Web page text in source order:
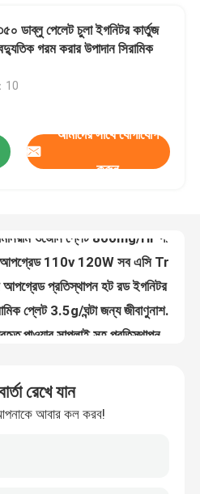
ডাব্লু পেলেট চুলা ইগনিটর কার্তুজ
গরম করার উপাদান সিরামিক
10
আমাদের সাথে যোগাযোগ
করুন
6g/Hr ওজোন প্লেট সিরামিক 105x50mm Ozone জেনারেটরের জন্য আকার
অপসারণকারী
রেখে যান
আবার কল করব!